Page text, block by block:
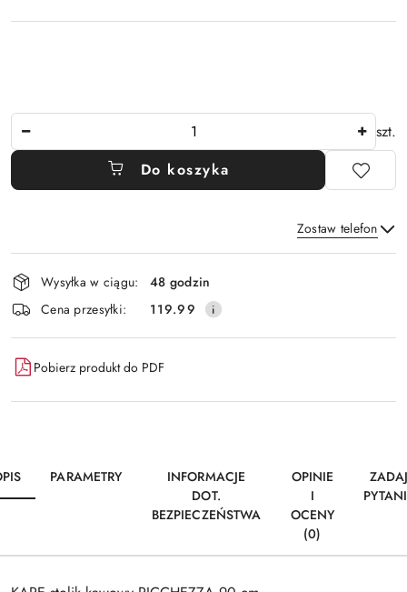
szt.
Do koszyka
Zostaw telefon
Wyślij
Dostępność
i
dostawa
Wysyłka w ciągu:
48 godzin
Cena przesyłki:
119.99
Pobierz produkt do PDF
PARAMETRY
INFORMACJE
DOT.
BEZPIECZEŃSTWA
OPINIE
I
OCENY
(0)